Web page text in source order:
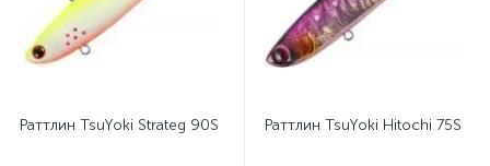
Раттлин TsuYoki Strateg 90S Раттлин TsuYoki Hitochi 75S